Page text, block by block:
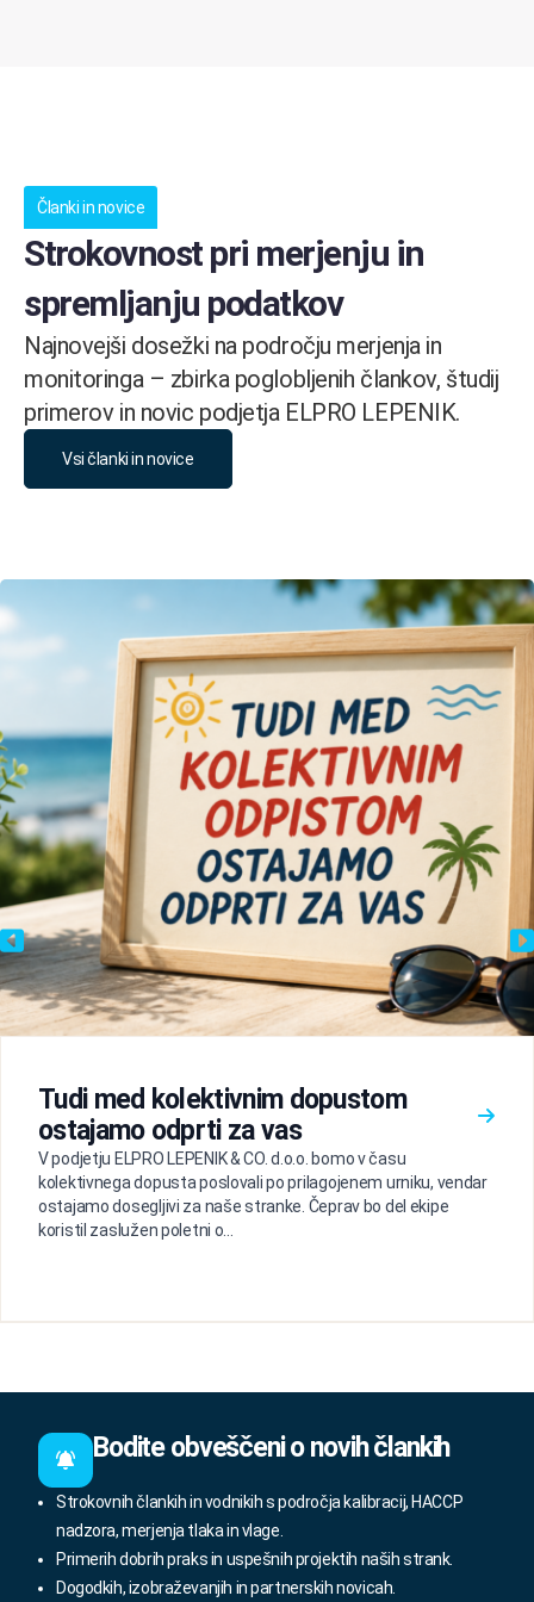
Članki in novice
Strokovnost pri merjenju in
spremljanju podatkov
Najnovejši dosežki na področju merjenja in
monitoringa – zbirka poglobljenih člankov, študij
primerov in novic podjetja ELPRO LEPENIK.
Vsi članki in novice
Tudi med kolektivnim dopustom
ostajamo odprti za vas
V podjetju ELPRO LEPENIK & CO. d.o.o. bomo v času
kolektivnega dopusta poslovali po prilagojenem urniku, vendar
ostajamo dosegljivi za naše stranke. Čeprav bo del ekipe
koristil zaslužen poletni o...
Bodite obveščeni o novih člankih
Strokovnih člankih in vodnikih s področja kalibracij, HACCP
nadzora, merjenja tlaka in vlage.
Primerih dobrih praks in uspešnih projektih naših strank.
Dogodkih, izobraževanjih in partnerskih novicah.